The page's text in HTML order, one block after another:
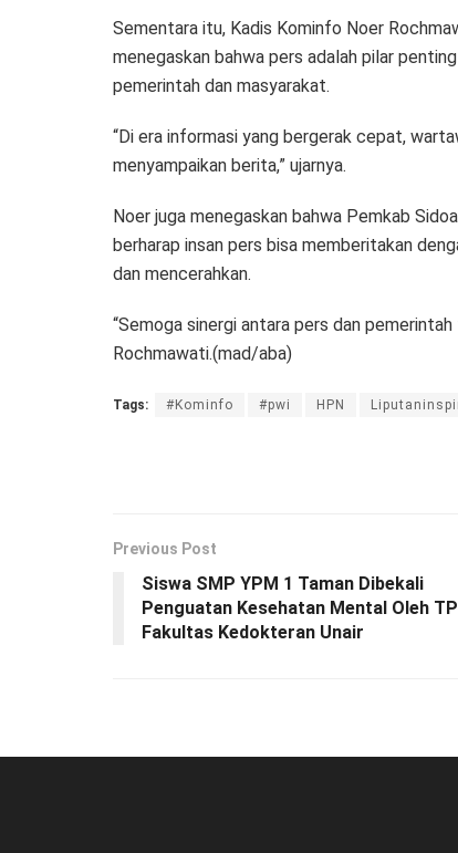
Sementara itu, Kadis Kominfo Noer
menegaskan bahwa pers adalah pilar
pemerintah dan masyarakat.
“Di era informasi yang bergerak cepat,
menyampaikan berita,” ujarnya.
Noer juga menegaskan bahwa Pemkab
berharap insan pers bisa memberitakan
dan mencerahkan.
“Semoga sinergi antara pers dan
Rochmawati.(mad/aba)
Tags: #Kominfo #pwi HPN
Previous Post
Siswa SMP YPM 1 Taman Dibekali
Penguatan Kesehatan Mental Oleh
Fakultas Kedokteran Unair